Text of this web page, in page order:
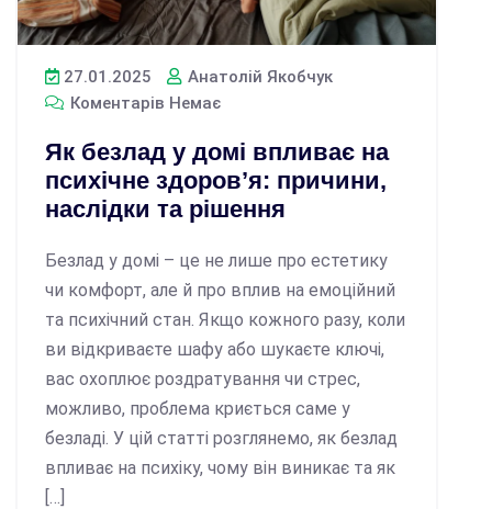
27.01.2025
Анатолій Якобчук
Коментарів Немає
Як безлад у домі впливає на
психічне здоров’я: причини,
наслідки та рішення
Безлад у домі – це не лише про естетику
чи комфорт, але й про вплив на емоційний
та психічний стан. Якщо кожного разу, коли
ви відкриваєте шафу або шукаєте ключі,
вас охоплює роздратування чи стрес,
можливо, проблема криється саме у
безладі. У цій статті розглянемо, як безлад
впливає на психіку, чому він виникає та як
[…]